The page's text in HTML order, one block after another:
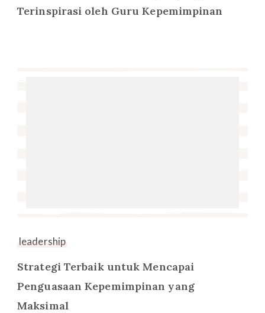
Terinspirasi oleh Guru Kepemimpinan
leadership
Strategi Terbaik untuk Mencapai
Penguasaan Kepemimpinan yang
Maksimal